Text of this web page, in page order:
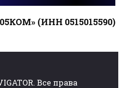
(ИНН 0515015590)
Все права